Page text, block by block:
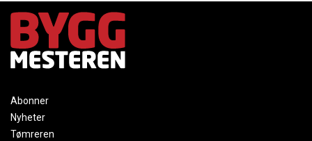
Abonner
Nyheter
Tømreren